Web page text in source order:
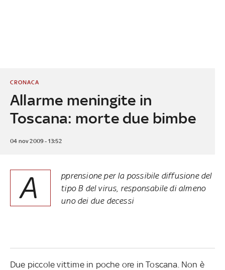
Allarme meningite in
Toscana: morte due bimbe
CRONACA
04 nov 2009 - 13:52
A
pprensione per la possibile diffusione del
tipo B del virus, responsabile di almeno
uno dei due decessi
Due piccole vittime in poche ore in Toscana. Non è